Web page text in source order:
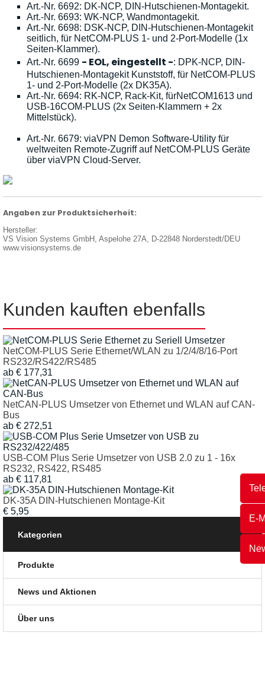
E-
Art.-Nr. 6692: DK-NCP, DIN-Hutschienen-Montagekit.
Art.-Nr. 6693: WK-NCP, Wandmontagekit.
Art.-Nr. 6698: DSK-NCP, DIN-Hutschienen-Montagekit
seitlich, für NetCOM-PLUS 1- und 2-Port-Modelle (1x
Seiten-Klammer).
Art.-Nr. 6699 - EOL, eingestellt -: DPK-NCP, DIN-
Hutschienen-Montagekit Kunststoff, für NetCOM-PLUS
1- und 2-Port-Modelle (2x DK35A).
Art.-Nr. 6694: RK-NCP, Rack-Kit, fürNetCOM1613 und
USB-16COM-PLUS (2x Seiten-Klammern + 2x
Mittelstück).
Art.-Nr. 6679: viaVPN Demon Software-Utility für
weltweiten Remote-Zugriff auf NetCOM-PLUS Geräte
über viaVPN Cloud-Server.
Angaben zur Produktsicherheit:
Hersteller:
VS Vision Systems GmbH, Aspelohe 27A, D-22848 Norderstedt/DEU
www.visionsystems.de
Kunden kauften ebenfalls
NetCOM-PLUS Serie Ethernet/WLAN zu 1/2/4/8/16-Port
RS232/RS422/RS485
ab € 177,31
NetCAN-PLUS Umsetzer von Ethernet und WLAN auf CAN-
Bus
ab € 272,51
USB-COM Plus Serie Umsetzer von USB 2.0 zu 1 - 16x
RS232, RS422, RS485
ab € 117,81
DK-35A DIN-Hutschienen Montage-Kit
€ 5,95
Kategorien
Produkte
News und Aktionen
Über uns